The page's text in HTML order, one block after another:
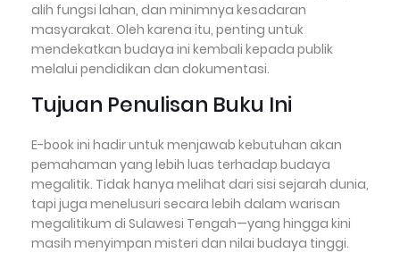
alih fungsi lahan, dan minimnya kesadaran
masyarakat. Oleh karena itu, penting untuk
mendekatkan budaya ini kembali kepada publik
melalui pendidikan dan dokumentasi.
Tujuan Penulisan Buku Ini
E-book ini hadir untuk menjawab kebutuhan akan
pemahaman yang lebih luas terhadap budaya
megalitik. Tidak hanya melihat dari sisi sejarah dunia,
tapi juga menelusuri secara lebih dalam warisan
megalitikum di Sulawesi Tengah—yang hingga kini
masih menyimpan misteri dan nilai budaya tinggi.